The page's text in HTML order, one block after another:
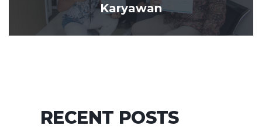
Karyawan
RECENT POSTS